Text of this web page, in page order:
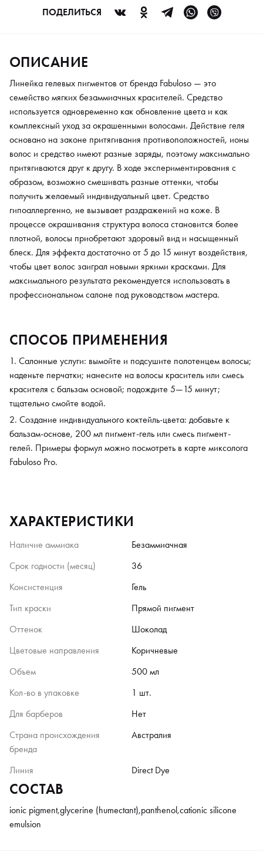
процессе окрашивания структура волоса становится более
плотной, волосы приобретают здоровый вид и насыщенный
максимального результата рекомендуется использовать в
профессиональном салоне под руководством мастера.
ПОДЕЛИТЬСЯ
ОПИСАНИЕ
Линейка гелевых пигментов от бренда Fabuloso — это
семейство мягких безаммиачных красителей. Средство
используется одновременно как обновление цвета и как
комплексный уход за окрашенными волосами. Действие геля
основано на законе притягивания противоположностей, ионы
волос и средство имеют разные заряды, поэтому максимально
притягиваются друг к другу. В ходе экспериментирования с
образом, возможно смешивать разные оттенки, чтобы
получить желаемый индивидуальный цвет. Средство
гипоаллергенно, не вызывает раздражений на коже. В
процессе окрашивания структура волоса становится более
плотной, волосы приобретают здоровый вид и насыщенный
блеск. Для эффекта достаточно от 5 до 15 минут воздействия,
чтобы цвет волос заиграл новыми яркими красками. Для
максимального результата рекомендуется использовать в
профессиональном салоне под руководством мастера.
СПОСОБ ПРИМЕНЕНИЯ
Салонные услуги: вымойте и подсушите полотенцем волосы;
наденьте перчатки; нанесите на волосы краситель или смесь
красителя с бальзам основой; подождите 5—15 минут;
тщательно смойте водой.
Создание индивидуального коктейль-цвета: добавьте к
бальзам-основе, 200 мл пигмент-гель или смесь пигмент-
гелей. Примеры формул можно посмотреть в карте миксолога
Fabuloso Pro.
ХАРАКТЕРИСТИКИ
Наличие аммиака
Безаммиачная
Срок годности (месяц)
36
Консистенция
Гель
Тип краски
Прямой пигмент
Оттенок
Шоколад
Цветовые направления
Коричневые
Объем
500 мл
Кол-во в упаковке
1 шт.
Для барберов
Нет
Страна происхождения
бренда
Австралия
Линия Direct Dye
СОСТАВ
ionic pigment,glycerine (humectant),panthenol,cationic silicone
emulsion